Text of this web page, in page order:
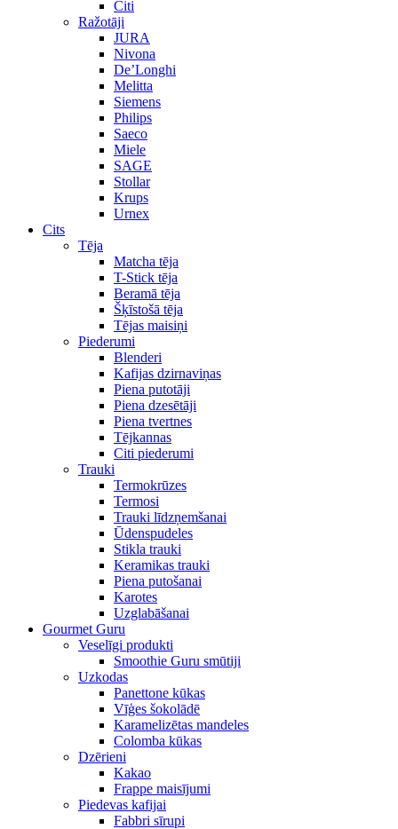
Citi
Ražotāji
JURA
Nivona
De’Longhi
Melitta
Siemens
Philips
Saeco
Miele
SAGE
Stollar
Krups
Urnex
Cits
Tēja
Matcha tēja
T-Stick tēja
Beramā tēja
Šķīstošā tēja
Tējas maisiņi
Piederumi
Blenderi
Kafijas dzirnaviņas
Piena putotāji
Piena dzesētāji
Piena tvertnes
Tējkannas
Citi piederumi
Trauki
Termokrūzes
Termosi
Trauki līdzņemšanai
Ūdenspudeles
Stikla trauki
Keramikas trauki
Piena putošanai
Karotes
Uzglabāšanai
Gourmet Guru
Veselīgi produkti
Smoothie Guru smūtiji
Uzkodas
Panettone kūkas
Vīģes šokolādē
Karamelizētas mandeles
Colomba kūkas
Dzērieni
Kakao
Frappe maisījumi
Piedevas kafijai
Fabbri sīrupi